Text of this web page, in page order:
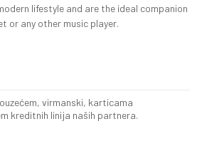
lifestyle and are the ideal companion
or any other music player.
virmanski, karticama
kreditnih linija naših partnera.